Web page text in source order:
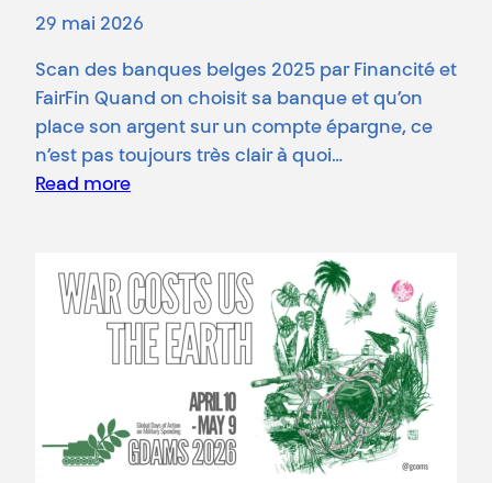
29 mai 2026
Scan des banques belges 2025 par Financité et
FairFin Quand on choisit sa banque et qu’on
place son argent sur un compte épargne, ce
n’est pas toujours très clair à quoi…
Read more